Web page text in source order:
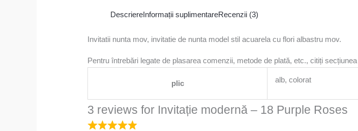
DescriereInformații suplimentareRecenzii (3)
Invitatii nunta mov, invitatie de nunta model stil acuarela cu flori albastru mov.
Pentru întrebări legate de plasarea comenzii, metode de plată, etc., citiți secțiunea
plic alb, colorat
3 reviews for Invitație modernă – 18 Purple Roses